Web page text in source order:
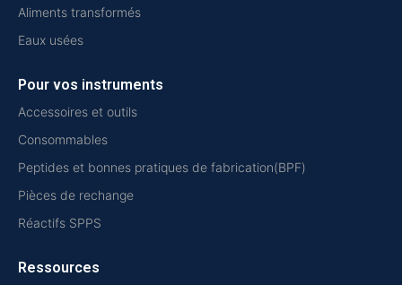
Aliments transformés
Eaux usées
Pour vos instruments
Accessoires et outils
Consommables
Peptides et bonnes pratiques de fabrication(BPF)
Pièces de rechange
Réactifs SPPS
Ressources